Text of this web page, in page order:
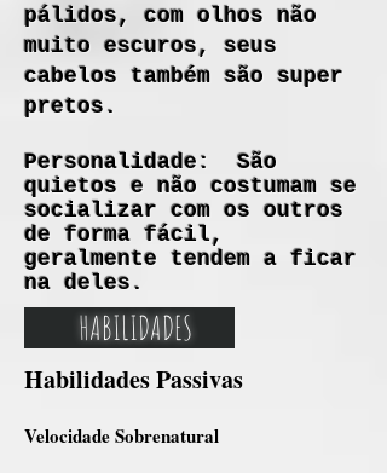
pálidos, com olhos não
muito escuros, seus
cabelos também são super
pretos.
Personalidade: São
quietos e não costumam se
socializar com os outros
de forma fácil,
geralmente tendem a ficar
na deles.
HABILIDADES
Habilidades Passivas
Velocidade Sobrenatural